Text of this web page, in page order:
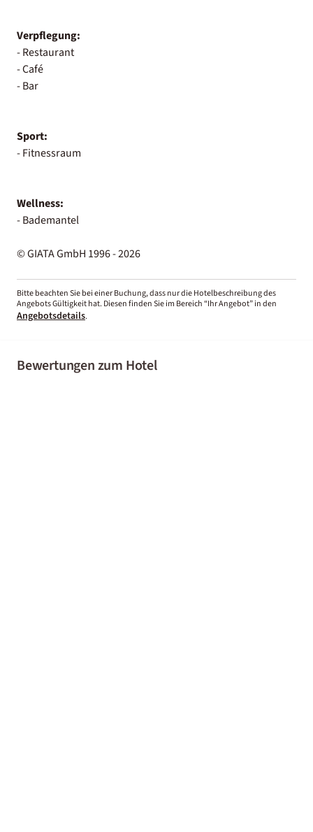
Verpflegung:
- Restaurant
- Café
- Bar
Sport:
- Fitnessraum
Wellness:
- Bademantel
© GIATA GmbH 1996 - 2026
Bitte beachten Sie bei einer Buchung, dass nur die Hotelbeschreibung des
Angebots Gültigkeit hat. Diesen finden Sie im Bereich “Ihr Angebot” in den
Angebotsdetails.
Bewertungen zum Hotel